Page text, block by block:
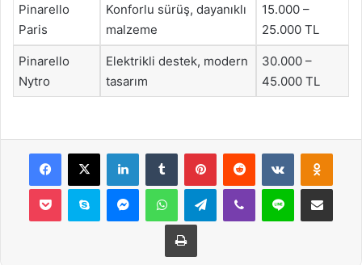
Pinarello
Paris
Konforlu sürüş, dayanıklı
malzeme
15.000 –
25.000 TL
Pinarello
Nytro
Elektrikli destek, modern
tasarım
30.000 –
45.000 TL
Facebook
X LinkedInTumblr PinterestReddit VKontakte
Pocket Skype MessengerWhatsAppTelegramViber Line E-Posta ile
Yazdır